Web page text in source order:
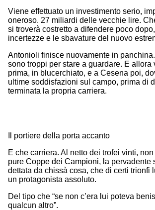
Viene effettuato un investimento serio,
oneroso. 27 miliardi delle vecchie lire.
si troverà costretto a difendere poco
incertezze e le sbavature del nuovo
Antonioli finisce nuovamente in
sono troppi per stare a guardare. E allora
prima, in blucerchiato, e a Cesena poi,
ultime soddisfazioni sul campo, prima di
terminata la propria carriera.
Il portiere della porta accanto
E che carriera. Al netto dei trofei vinti,
pure Coppe dei Campioni, la pervadente
dettata da chissà cosa, che di certi trionfi
un protagonista assoluto.
Del tipo che “se non c’era lui poteva
qualcun altro”.